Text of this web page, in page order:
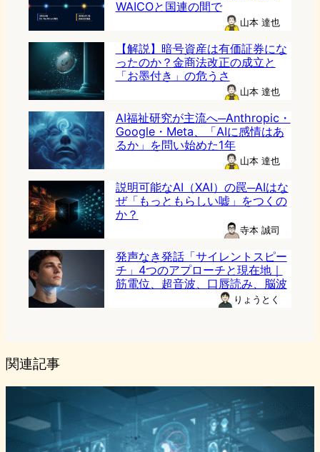
WAICOと国連の間で
山本 達也
【解説】暗号資産は有価証券にな
ったのか？金商法改正の成立と
「お墨付き」の危うさ
山本 達也
AI福祉研究が主流へ─Anthropic・
Google・Meta、「AIに感情はあ
るか」を問い始めた1年
山本 達也
説明可能なAI（XAI）の罠─AIはな
ぜ「もっともらしい嘘」をつくの
か？
寺本 誠司
発声なき発話「サイレントスピー
チ」4つのアプローチと現在地｜
筋電位、超音波、口唇読み、脳波
りょうとく
関連記事